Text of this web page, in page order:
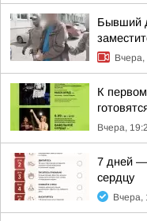
Бывший
Вчера,
К
Вчера,
7 дней —
сердцу
Вчера,